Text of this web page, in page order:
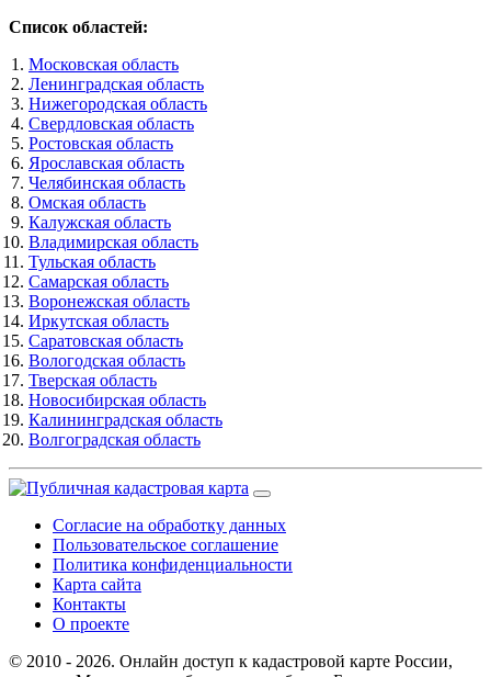
Список областей:
Московская область
Ленинградская область
Нижегородская область
Свердловская область
Ростовская область
Ярославская область
Челябинская область
Омская область
Калужская область
Владимирская область
Тульская область
Самарская область
Воронежская область
Иркутская область
Саратовская область
Вологодская область
Тверская область
Новосибирская область
Калининградская область
Волгоградская область
Согласие на обработку данных
Пользовательское соглашение
Политика конфиденциальности
Карта сайта
Контакты
О проекте
© 2010 - 2026. Онлайн доступ к кадастровой карте России,